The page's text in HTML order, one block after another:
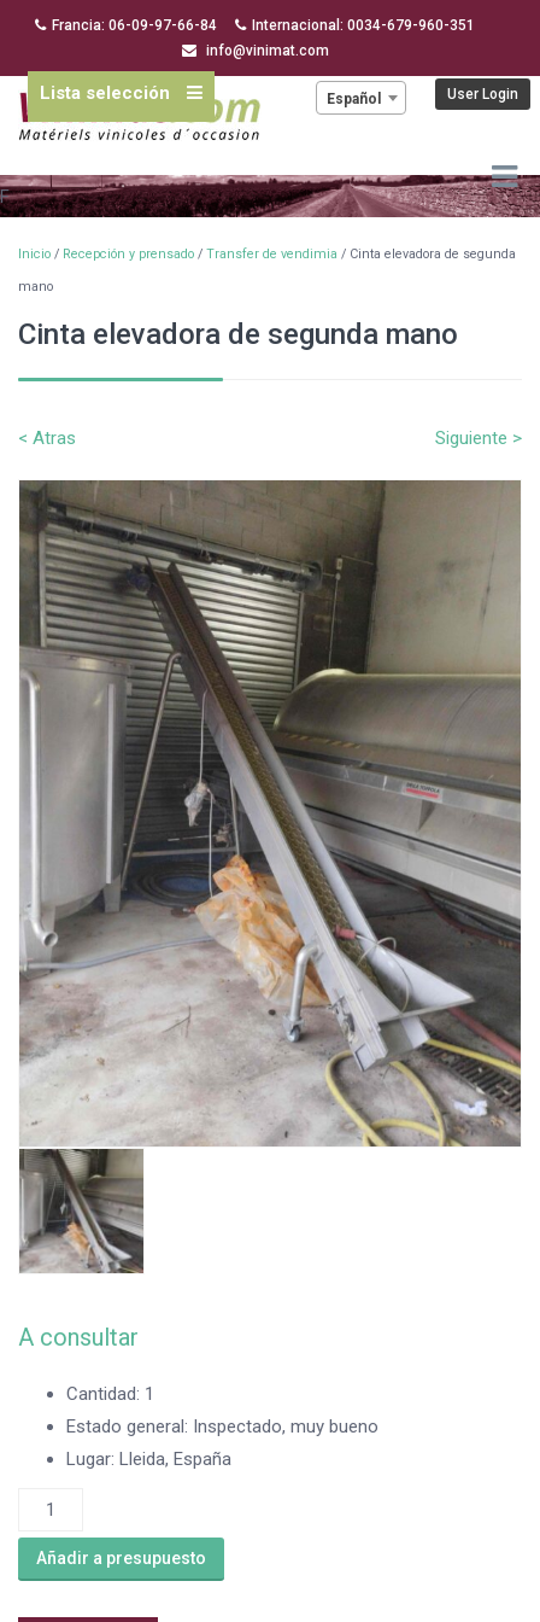
Francia: 06-09-97-66-84
Internacional: 0034-679-960-351
info@vinimat.com
Lista selección Español User Login
F
Inicio / Recepción y prensado / Transfer de vendimia / Cinta elevadora de segunda
mano
Cinta elevadora de segunda mano
< Atras Siguiente >
A consultar
Cantidad: 1
Estado general: Inspectado, muy bueno
Lugar: Lleida, España
Cinta
elevadora
deAñadir a presupuesto